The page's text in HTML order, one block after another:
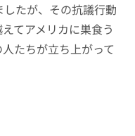
たが、その抗議行動
てアメリカに巣食う
たちが立ち上がって